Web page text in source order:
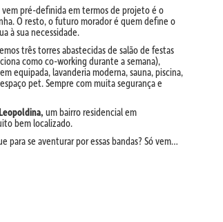
vem pré-definida em termos de projeto é o
O resto, o futuro morador é quem define o
à sua necessidade.
três torres abastecidas de salão de festas
como co-working durante a semana),
equipada, lavanderia moderna, sauna, piscina,
pet. Sempre com muita segurança e
um bairro residencial em
bem localizado.
para se aventurar por essas bandas? Só vem…